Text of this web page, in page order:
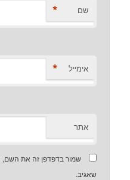
שם *
אימייל *
אתר
שמור בדפדפן זה את השם,
שאגיב.